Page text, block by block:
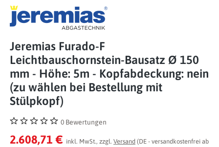
Jeremias Furado-F
Leichtbauschornstein-Bausatz Ø 150
mm - Höhe: 5m - Kopfabdeckung: nein
(zu wählen bei Bestellung mit
Stülpkopf)
Durchschnittliche Bewertung von 0 von 5 Sternen
0 Bewertungen
2.608,71 € inkl. MwSt., zzgl. Versand (DE - versandkostenfrei ab